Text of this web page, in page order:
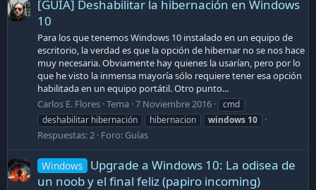
[GUÍA] Deshabilitar la hibernación en Windows
10
Para los que tenemos Windows 10 instalado en un equipo de
escritorio, la verdad es que la opción de hibernar no se nos hace
muy necesaria. Obviamente hay quienes la usarían, pero por lo
que he visto la inmensa mayoría sólo requiere tener esa opción
habilitada en un equipo portátil. Otro punto...
Carlos E. Flores Tema 7 Noviembre 2016
cmd
deshabilitar hibernación
hibernacion windows 10
Respuestas: 2 Foro: Guías
Windows
Upgrade a Windows 10: La odisea de
un noob y el final feliz (papiro incoming)